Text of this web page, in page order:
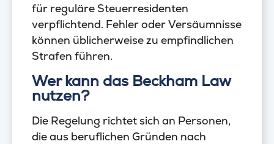
für reguläre Steuerresidenten
verpflichtend. Fehler oder Versäumnisse
können üblicherweise zu empfindlichen
Strafen führen.
Wer kann das Beckham Law
nutzen?
Die Regelung richtet sich an Personen,
die aus beruflichen Gründen nach